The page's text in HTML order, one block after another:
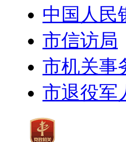
中国人民
市信访局
市机关事
市退役军